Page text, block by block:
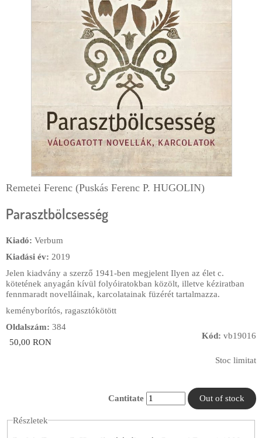
Remetei Ferenc (Puskás Ferenc P. HUGOLIN)
Parasztbölcsesség
Kiadó: Verbum
Kiadási év: 2019
Jelen kiadvány a szerző 1941-ben megjelent Ilyen az élet c.
kötetének anyagán kívül folyóiratokban közölt, illetve kéziratban
fennmaradt novelláinak, karcolatainak füzérét tartalmazza.
keményborítós, ragasztókötött
Oldalszám: 384
50,00 RON
Stoc limitat
Kód: vb19016
Cantitate
Részletek